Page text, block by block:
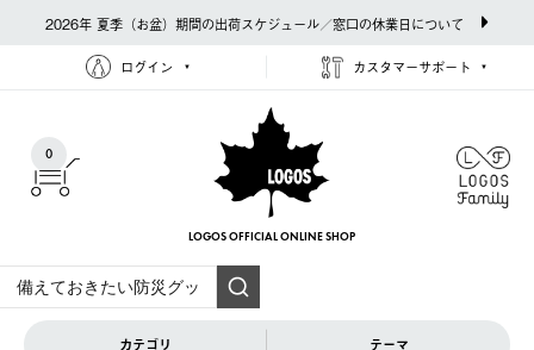
2026年 夏季（お盆）期間の出荷スケジュール／窓口の休業日について
ログイン カスタマーサポート
0
LOGOS OFFICIAL ONLINE SHOP
カテゴリ テーマ